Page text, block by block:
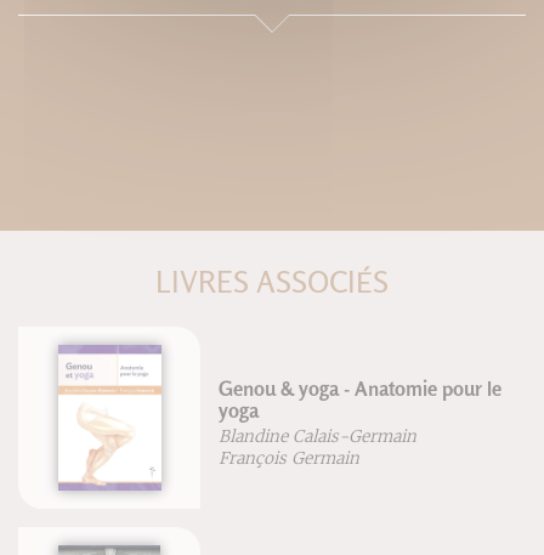
LIVRES ASSOCIÉS
Genou & yoga - Anatomie pour le
yoga
Blandine Calais-Germain
François Germain